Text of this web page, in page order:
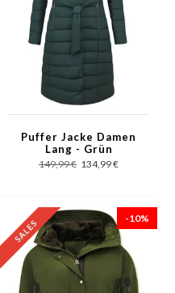
Puffer Jacke Damen
Lang - Grün
149,99 € 134,99 €
-10%